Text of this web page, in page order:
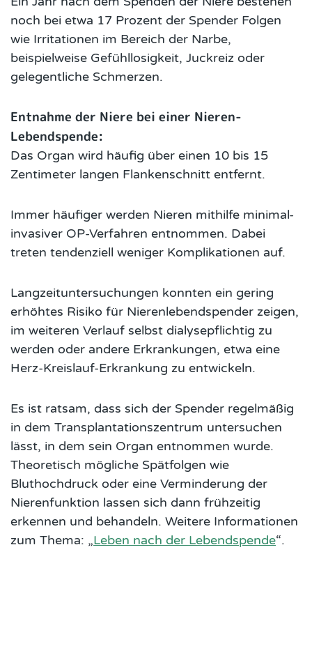
noch bei etwa 17 Prozent der Spender Folgen
wie Irritationen im Bereich der Narbe,
beispielweise Gefühllosigkeit, Juckreiz oder
gelegentliche Schmerzen.
Entnahme der Niere bei einer Nieren-
Lebendspende:
Das Organ wird häufig über einen 10 bis 15
Zentimeter langen Flankenschnitt entfernt.
Immer häufiger werden Nieren mithilfe minimal-
invasiver OP-Verfahren entnommen. Dabei
treten tendenziell weniger Komplikationen auf.
Langzeituntersuchungen konnten ein gering
erhöhtes Risiko für Nierenlebendspender zeigen,
im weiteren Verlauf selbst dialysepflichtig zu
werden oder andere Erkrankungen, etwa eine
Herz-Kreislauf-Erkrankung zu entwickeln.
Es ist ratsam, dass sich der Spender regelmäßig
in dem Transplantationszentrum untersuchen
lässt, in dem sein Organ entnommen wurde.
Theoretisch mögliche Spätfolgen wie
Bluthochdruck oder eine Verminderung der
Nierenfunktion lassen sich dann frühzeitig
erkennen und behandeln. Weitere Informationen
zum Thema: „Leben nach der Lebendspende“.